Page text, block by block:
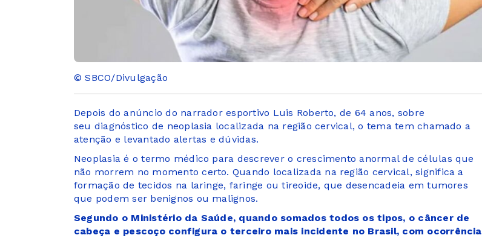
© SBCO/Divulgação
Depois do anúncio do narrador esportivo Luis Roberto, de 64 anos, sobre
seu diagnóstico de neoplasia localizada na região cervical, o tema tem chamado a
atenção e levantado alertas e dúvidas.
Neoplasia é o termo médico para descrever o crescimento anormal de células que
não morrem no momento certo. Quando localizada na região cervical, significa a
formação de tecidos na laringe, faringe ou tireoide, que desencadeia em tumores
que podem ser benignos ou malignos.
Segundo o Ministério da Saúde, quando somados todos os tipos, o câncer de
cabeça e pescoço configura o terceiro mais incidente no Brasil, com ocorrência